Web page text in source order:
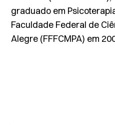
graduado em
Faculdade Federal de
Alegre (FFFCMPA) em